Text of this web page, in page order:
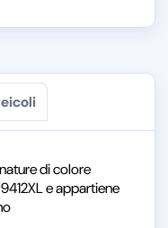
di colore
e appartiene